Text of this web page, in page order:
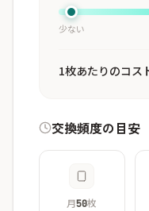
少ない
1枚あたりのコス
交換頻度の目安
月50枚